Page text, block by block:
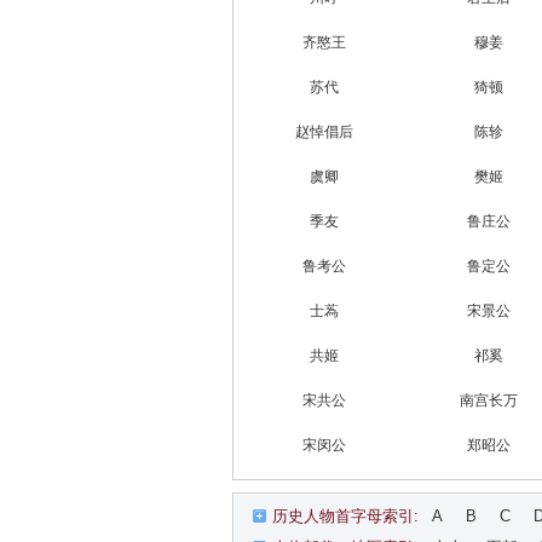
齐愍王 穆姜
苏代 猗顿
赵悼倡后 陈轸
虞卿 樊姬
季友 鲁庄公
鲁考公 鲁定公
士蒍 宋景公
共姬 祁奚
宋共公 南宫长万
宋闵公 郑昭公
历史人物首字母索引: A B C